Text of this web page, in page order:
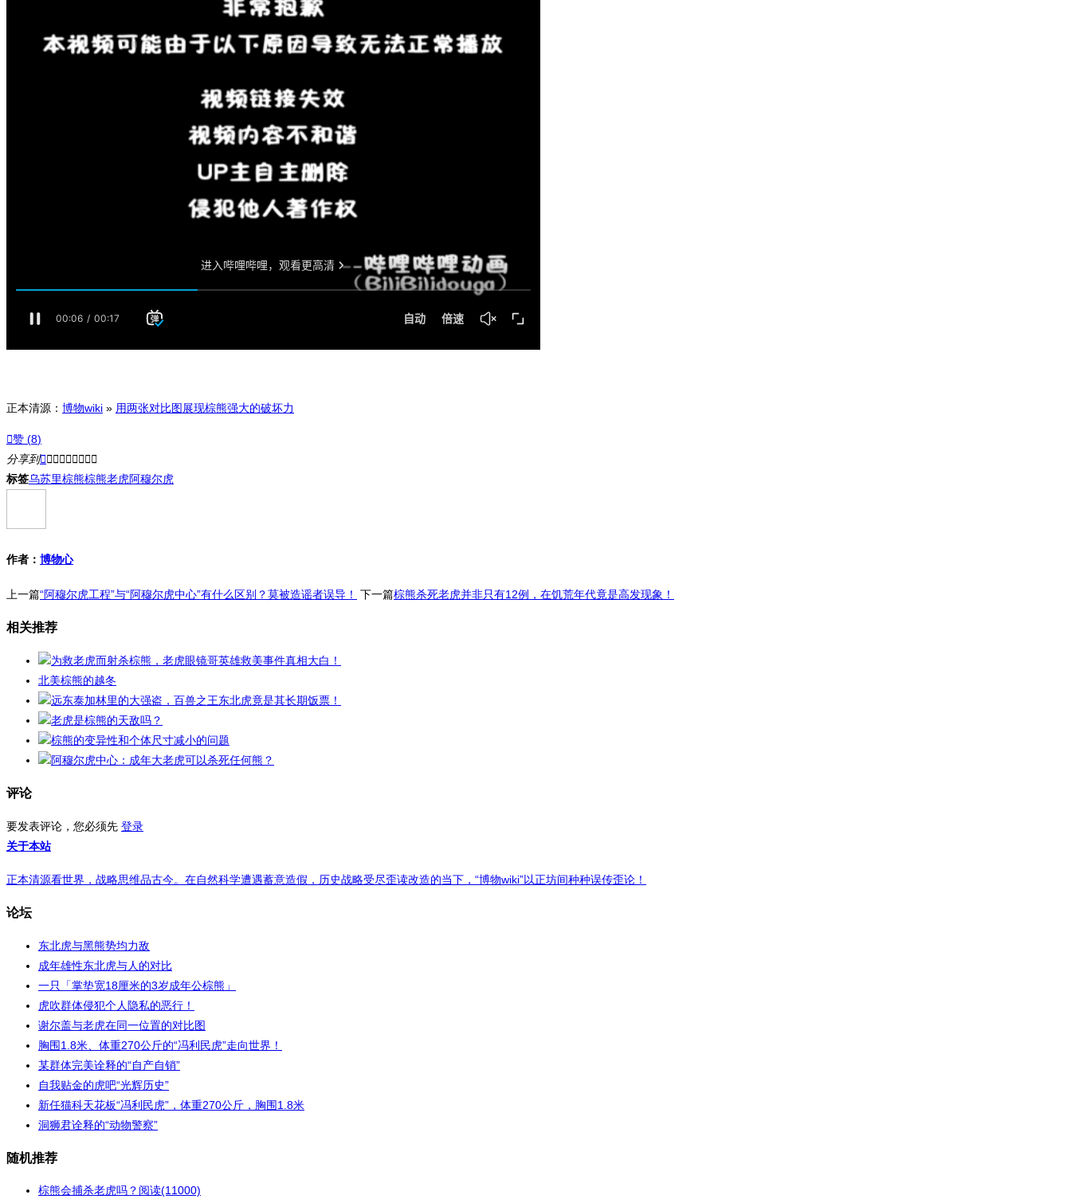
正本清源： 博物wiki » 用两张对比图展现棕熊强大的破坏力
赞 (8)
分享到
标签乌苏里棕熊棕熊老虎阿穆尔虎
作者： 博物心
上一篇“阿穆尔虎工程”与“阿穆尔虎中心”有什么区别？莫被造谣者误导！ 下一篇棕熊杀死老虎并非只有12例，在饥荒年代竟是高发现象！
相关推荐
为救老虎而射杀棕熊，老虎眼镜哥英雄救美事件真相大白！
北美棕熊的越冬
远东泰加林里的大强盗，百兽之王东北虎竟是其长期饭票！
老虎是棕熊的天敌吗？
棕熊的变异性和个体尺寸减小的问题
阿穆尔虎中心：成年大老虎可以杀死任何熊？
评论
要发表评论，您必须先 登录
关于本站
正本清源看世界，战略思维品古今。在自然科学遭遇蓄意造假，历史战略受尽歪读改造的当下，“博物wiki”以正坊间种种误传歪论！
论坛
东北虎与黑熊势均力敌
成年雄性东北虎与人的对比
一只「掌垫宽18厘米的3岁成年公棕熊」
虎吹群体侵犯个人隐私的恶行！
谢尔盖与老虎在同一位置的对比图
胸围1.8米、体重270公斤的“冯利民虎”走向世界！
某群体完美诠释的“自产自销”
自我贴金的虎吧“光辉历史”
新任猫科天花板“冯利民虎”，体重270公斤，胸围1.8米
洞狮君诠释的“动物警察”
随机推荐
棕熊会捕杀老虎吗？ 阅读(11000)